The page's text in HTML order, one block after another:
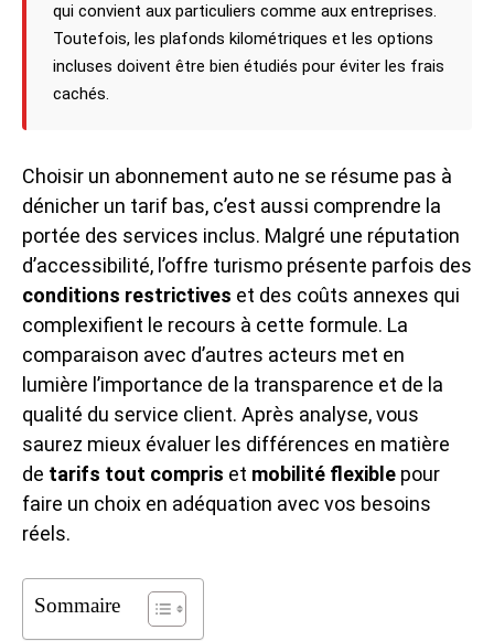
qui convient aux particuliers comme aux entreprises.
Toutefois, les plafonds kilométriques et les options
incluses doivent être bien étudiés pour éviter les frais
cachés.
Choisir un abonnement auto ne se résume pas à
dénicher un tarif bas, c’est aussi comprendre la
portée des services inclus. Malgré une réputation
d’accessibilité, l’offre turismo présente parfois des
conditions restrictives et des coûts annexes qui
complexifient le recours à cette formule. La
comparaison avec d’autres acteurs met en
lumière l’importance de la transparence et de la
qualité du service client. Après analyse, vous
saurez mieux évaluer les différences en matière
de tarifs tout compris et mobilité flexible pour
faire un choix en adéquation avec vos besoins
réels.
Sommaire